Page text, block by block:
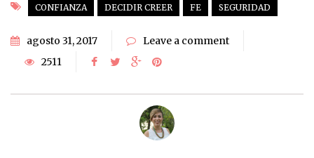
CONFIANZA DECIDIR CREER FE SEGURIDAD
agosto 31, 2017
Leave a comment
2511